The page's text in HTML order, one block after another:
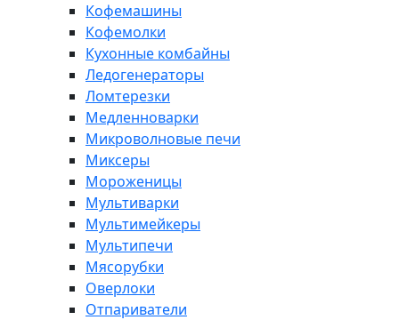
Кофемашины
Кофемолки
Кухонные комбайны
Ледогенераторы
Ломтерезки
Медленноварки
Микроволновые печи
Миксеры
Мороженицы
Мультиварки
Мультимейкеры
Мультипечи
Мясорубки
Оверлоки
Отпариватели